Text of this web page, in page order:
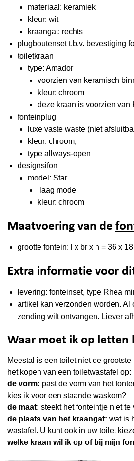
materiaal: keramiek
kleur: wit
kraangat: rechts
plugboutenset t.b.v. bevestiging
toiletkraan
type: Amador
voorzien van keramisch
kleur: chroom
deze kraan is voorzien van
fonteinplug
luxe vaste waste (niet
kleur: chroom,
type allways-open
designsifon
model: Star
laag model
kleur: chroom
Maatvoering van de
grootte fontein: l x br x h = 36 x
Extra informatie voor
levering: fonteinset, type Rhea
artikel kan verzonden worden.
zending wilt ontvangen. Liever
Waar moet ik op letten
Meestal is een toilet niet de
het kopen van een toiletwastafel op:
de vorm: past de vorm van het
kies ik voor een staande waskom?
de maat: steekt het fonteintje niet te
de plaats van het kraangat: wat is
wastafel. U kunt ook in uw toilet
welke kraan wil ik op of bij mijn